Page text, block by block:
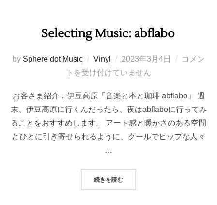
Selecting Music: abflabo
by Sphere dot Music Vinyl
投
稿
2023年3月4日
コメン
トを受け付けていません
お客さま紹介：伊豆高原「音楽と本と珈琲 abflabo」 週
末、伊豆高原に行くんだったら、夜はabflaboに行ってみ
ることをおすすめします。 アート感と暖かさのある空間
とひとに引き寄せられるように、クールでヒップな人々
…
続きを読む“SELECTING MUSIC: ABFLABO”